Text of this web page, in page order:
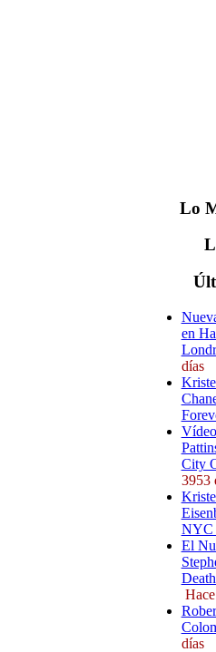
Lo
en
días
City
3953
NYC
El
días